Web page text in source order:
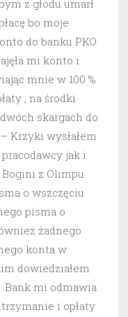
z głodu umarł
bo moje
do banku PKO
mi konto i
mnie w 100 %
, na środki
skargach do
Krzyki wysłałem
jak i
z Olimpu
o wszczęciu
pisma o
żadnego
konta w
dowiedziałem
.Bank mi odmawia
i opłaty